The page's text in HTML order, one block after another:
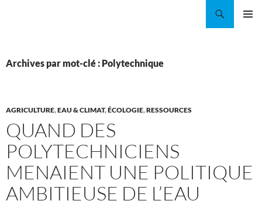
Archives par mot-clé : Polytechnique
AGRICULTURE,EAU & CLIMAT,ÉCOLOGIE,RESSOURCES
QUAND DES
POLYTECHNICIENS
MENAIENT UNE POLITIQUE
AMBITIEUSE DE L’EAU